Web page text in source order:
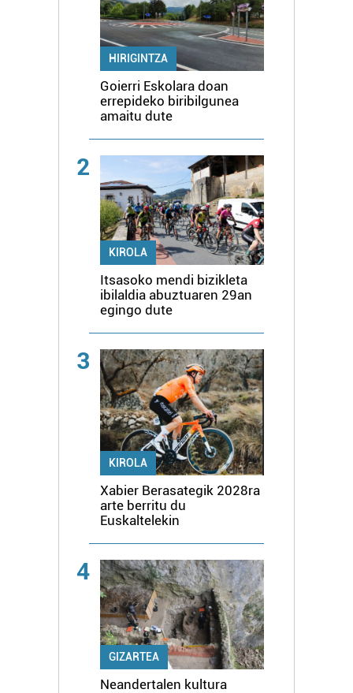
HIRIGINTZA
Goierri Eskolara doan
errepideko biribilgunea
amaitu dute
2
KIROLA
Itsasoko mendi bizikleta
ibilaldia abuztuaren 29an
egingo dute
3
KIROLA
Xabier Berasategik 2028ra
arte berritu du
Euskaltelekin
4
GIZARTEA
Neandertalen kultura